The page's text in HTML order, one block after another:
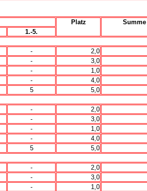
Platz
Summe
1.-5.
- 2,0
- 3,0
- 1,0
- 4,0
5 5,0
- 2,0
- 3,0
- 1,0
- 4,0
5 5,0
- 2,0
- 3,0
- 1,0